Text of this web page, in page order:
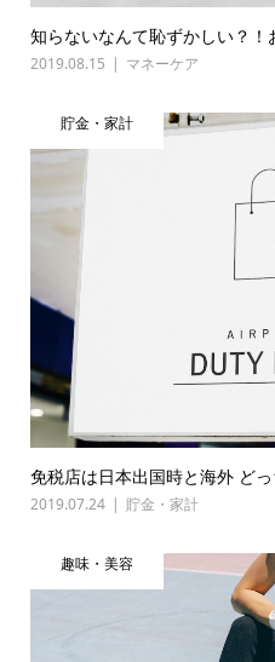
知らないなんて恥ずかしい？！
2019.08.15 マネーケア
貯金・家計
免税店は日本出国時と海外 ど
2019.07.24 貯金・家計
趣味・美容